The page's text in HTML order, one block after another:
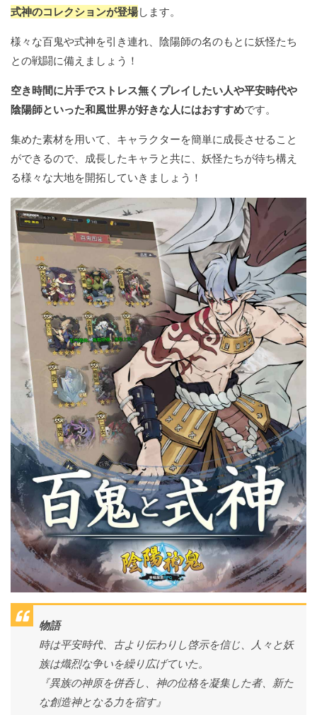
式神のコレクションが登場します。
様々な百鬼や式神を引き連れ、陰陽師の名のもとに妖怪たち
との戦闘に備えましょう！
空き時間に片手でストレス無くプレイしたい人や平安時代や
陰陽師といった和風世界が好きな人にはおすすめです。
集めた素材を用いて、キャラクターを簡単に成長させること
ができるので、成長したキャラと共に、妖怪たちが待ち構え
る様々な大地を開拓していきましょう！
物語
時は平安時代、古より伝わりし啓示を信じ、人々と妖
族は熾烈な争いを繰り広げていた。
『異族の神原を併呑し、神の位格を凝集した者、新た
な創造神となる力を宿す』